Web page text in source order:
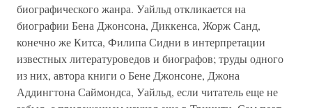
биографического жанра. Уайльд откликается на
биографии Бена Джонсона, Диккенса, Жорж Санд,
конечно же Китса, Филипа Сидни в интерпретации
известных литературоведов и биографов; труды одного
из них, автора книги о Бене Джонсоне, Джона
Аддингтона Саймондса, Уайльд, если читатель еще не